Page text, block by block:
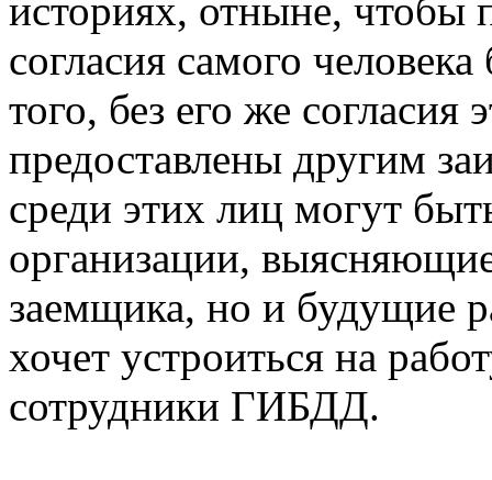
историях, отныне, чтобы
согласия самого
того, без его же
предоставлены другим
среди этих лиц могут
организации,
заемщика, но и будущие
хочет устроиться на
сотрудники ГИБДД.